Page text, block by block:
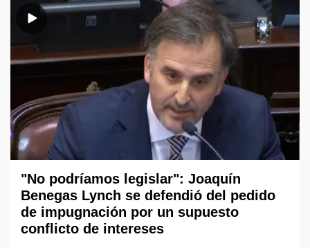
"No podríamos legislar": Joaquín
Benegas Lynch se defendió del pedido
de impugnación por un supuesto
conflicto de intereses